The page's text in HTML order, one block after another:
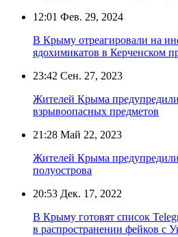
12:01 Фев. 29, 2024
В Крыму отреагировали на
ядохимикатов в Керченском
23:42 Сен. 27, 2023
Жителей Крыма
взрывоопасных предметов
21:28 Май 22, 2023
Жителей Крыма
полуострова
20:53 Дек. 17, 2022
В Крыму готовят список
в распространении фейков с